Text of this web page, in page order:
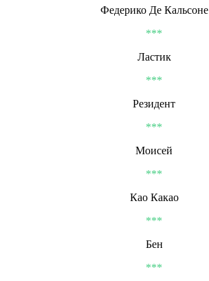
Федерико Де Кальсоне
***
Ластик
***
Резидент
***
Моисей
***
Као Какао
***
Бен
***